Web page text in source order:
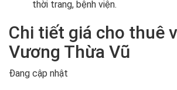
thời trang, bệnh viện.
Chi tiết giá cho thuê
Vương Thừa Vũ
Đang cập nhật